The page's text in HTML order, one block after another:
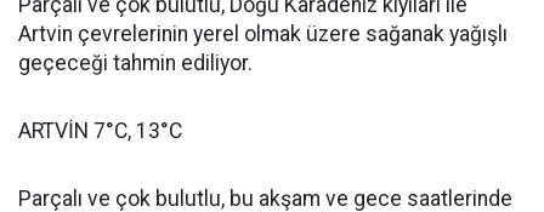
Parçalı ve çok bulutlu, Doğu Karadeniz kıyıları ile
Artvin çevrelerinin yerel olmak üzere sağanak yağışlı
geçeceği tahmin ediliyor.
ARTVİN 7°C, 13°C
Parçalı ve çok bulutlu, bu akşam ve gece saatlerinde